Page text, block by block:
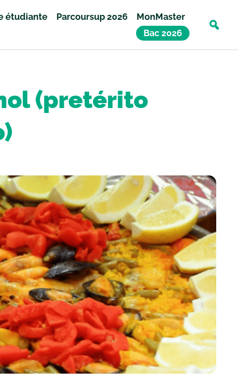
étudiante Parcoursup 2026
MonMaster
Bac 2026
(pretérito